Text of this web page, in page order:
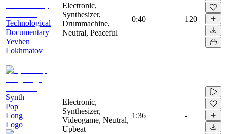
Technological
Documentary
Yevhen
Lokhmatov
Electronic,
Synthesizer,
Drummachine,
Neutral, Peaceful
0:40 120
Synth
Pop
Long
Logo
Electronic,
Synthesizer,
Videogame, Neutral,
Upbeat
1:36 -